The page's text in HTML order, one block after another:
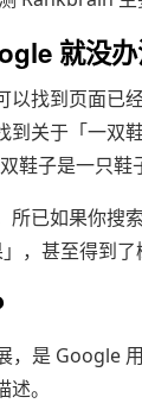
就没
找到页面已
到关于「一双
鞋子是一只鞋
所已如果你搜
，甚至得到了
，是 Google
。